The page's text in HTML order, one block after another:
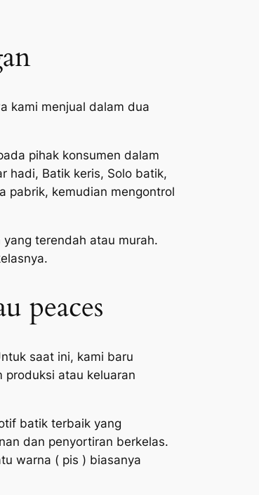
kami menjual dalam dua
pihak konsumen dalam
hadi, Batik keris, Solo batik,
pabrik, kemudian mengontrol
terendah atau murah.
peaces
saat ini, kami baru
produksi atau keluaran
batik terbaik yang
dan penyortiran berkelas.
warna ( pis ) biasanya